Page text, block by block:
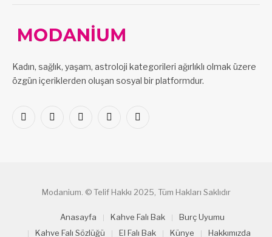
Kadın, sağlık, yaşam, astroloji kategorileri ağırlıklı olmak üzere
özgün içeriklerden oluşan sosyal bir platformdur.
Facebook
X
PinterestLinkedInVKontakte
Modanium. © Telif Hakkı 2025, Tüm Hakları Saklıdır
Anasayfa Kahve Falı Bak
Burç Uyumu
Kahve Falı Sözlüğü
El Falı Bak Künye Hakkımızda